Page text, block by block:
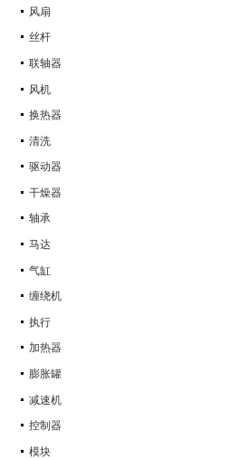
风扇
丝杆
联轴器
风机
换热器
清洗
驱动器
干燥器
轴承
马达
气缸
缠绕机
执行
加热器
膨胀罐
减速机
控制器
模块